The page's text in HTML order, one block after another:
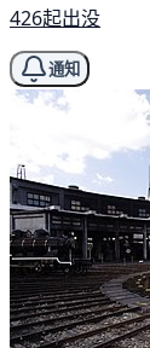
426起出没
通知